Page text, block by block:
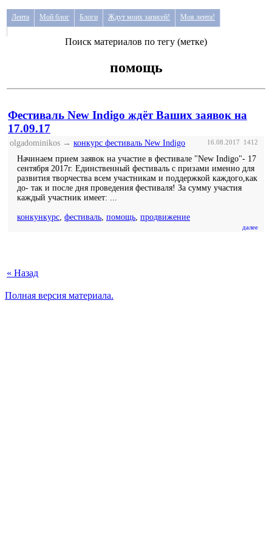
Лента Мой блог Блоги Ждут моих записей! Моя лента!
Поиск материалов по тегу (метке)
помощь
Фестиваль New Indigо ждёт Ваших заявок на
17.09.17
olgadominikos → конкурс фестиваль New Indigo 16.08.2017 1412
Начинаем прием заявок на участие в фестивале "New Indigo"- 17
сентября 2017г. Единственный фестиваль с призами именно для
развития творчества всем участникам и поддержкой каждого,как
до- так и после дня проведения фестиваля! За сумму участия
каждый участник имеет: ...
конкункурс фестиваль помощь продвижение
далее
« Назад
Полная версия материала.